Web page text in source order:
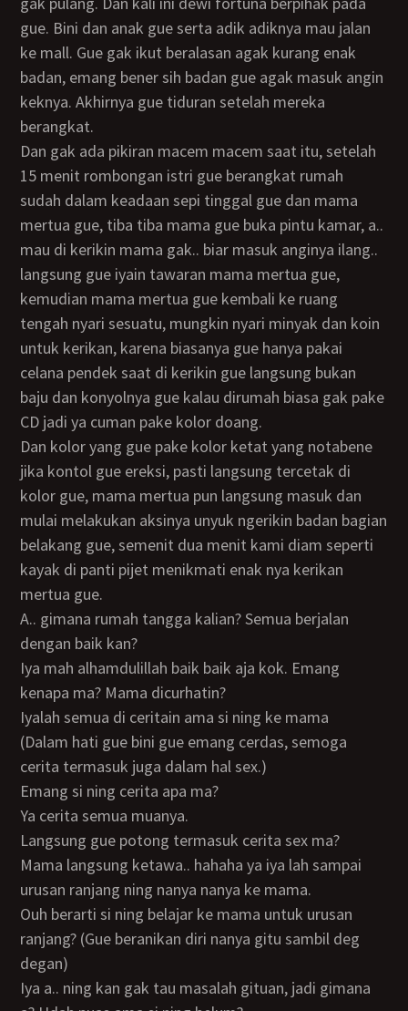
gue. Bini dan anak gue serta adik adiknya mau jalan
ke mall. Gue gak ikut beralasan agak kurang enak
badan, emang bener sih badan gue agak masuk angin
keknya. Akhirnya gue tiduran setelah mereka
berangkat.
Dan gak ada pikiran macem macem saat itu, setelah
15 menit rombongan istri gue berangkat rumah
sudah dalam keadaan sepi tinggal gue dan mama
mertua gue, tiba tiba mama gue buka pintu kamar, a..
mau di kerikin mama gak.. biar masuk anginya ilang..
langsung gue iyain tawaran mama mertua gue,
kemudian mama mertua gue kembali ke ruang
tengah nyari sesuatu, mungkin nyari minyak dan koin
untuk kerikan, karena biasanya gue hanya pakai
celana pendek saat di kerikin gue langsung bukan
baju dan konyolnya gue kalau dirumah biasa gak pake
CD jadi ya cuman pake kolor doang.
Dan kolor yang gue pake kolor ketat yang notabene
jika kontol gue ereksi, pasti langsung tercetak di
kolor gue, mama mertua pun langsung masuk dan
mulai melakukan aksinya unyuk ngerikin badan bagian
belakang gue, semenit dua menit kami diam seperti
kayak di panti pijet menikmati enak nya kerikan
mertua gue.
A.. gimana rumah tangga kalian? Semua berjalan
dengan baik kan?
Iya mah alhamdulillah baik baik aja kok. Emang
kenapa ma? Mama dicurhatin?
Iyalah semua di ceritain ama si ning ke mama
(Dalam hati gue bini gue emang cerdas, semoga
cerita termasuk juga dalam hal sex.)
Emang si ning cerita apa ma?
Ya cerita semua muanya.
Langsung gue potong termasuk cerita sex ma?
Mama langsung ketawa.. hahaha ya iya lah sampai
urusan ranjang ning nanya nanya ke mama.
Ouh berarti si ning belajar ke mama untuk urusan
ranjang? (Gue beranikan diri nanya gitu sambil deg
degan)
Iya a.. ning kan gak tau masalah gituan, jadi gimana